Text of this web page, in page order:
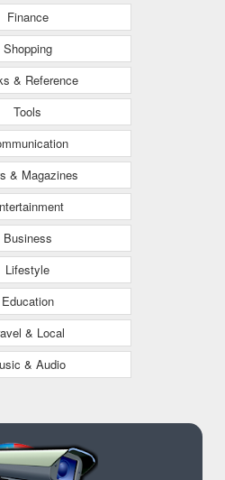
Finance
Shopping
& Reference
Tools
& Magazines
Business
Lifestyle
Education
& Local
& Audio